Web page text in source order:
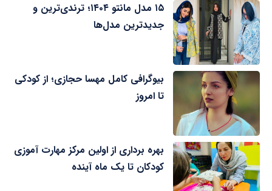
۱۵ مدل مانتو ۱۴۰۴؛ ترندی‌ترین و
جدیدترین مدل‌ها
بیوگرافی کامل مهسا حجازی؛ از کودکی
تا امروز
بهره برداری از اولین مرکز مهارت آموزی
کودکان تا یک ماه آینده